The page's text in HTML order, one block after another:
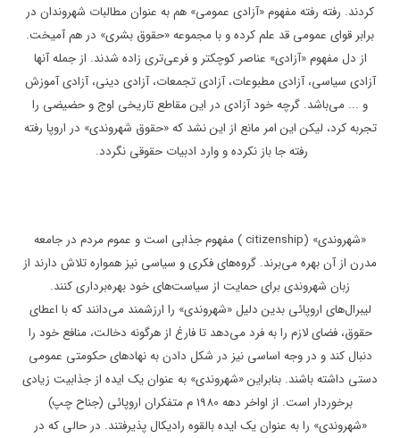
کردند. رفته رفته مفهوم «آزادی عمومی» هم به عنوان مطالبات شهروندان در
برابر قوای عمومی قد علم کرده و با مجموعه «حقوق بشری» در هم آمیخت.
از دل مفهوم «آزادی» عناصر کوچکتر و فرعی‌تری زاده شدند. از جمله آنها
آزادی سیاسی، آزادی مطبوعات، آزادی تجمعات، آزادی دینی، آزادی آموزش
و ... می‌باشد. گرچه خود آزادی در این مقاطع تاریخی اوج و حضیضی را
تجربه کرد، لیکن این امر مانع از این نشد که «حقوق شهروندی» در اروپا رفته
رفته جا باز نکرده و وارد ادبیات حقوقی نگردد.
«شهروندی» (citizenship) مفهوم جذابی است و عموم مردم در جامعه
مدرن از آن بهره می‌برند. گروه‌های فکری و سیاسی نیز همواره تلاش دارند از
زبان شهروندی برای حمایت از سیاست‌های خود بهره‌برداری کنند.
لیبرال‌های اروپائی بدین دلیل «شهروندی» را ارزشمند می‌دانند که با اعطای
حقوق، فضای لازم را به فرد می‌دهد تا فارغ از هرگونه دخالت، منافع خود را
دنبال کند و در وجه اساسی نیز در شکل دادن به نهادهای حکومتی عمومی
دستی داشته باشند. بنابراین «شهروندی» به عنوان یک ایده از جذابیت زیادی
برخوردار است. از اواخر دهه 1980 م متفکران اروپائی (جناح چپ)
«شهروندی» را به عنوان یک ایده بالقوه رادیکال پذیرفتند. در حالی که در